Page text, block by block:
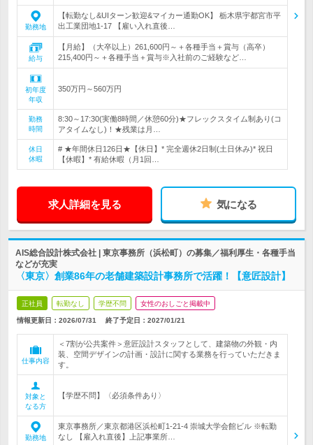
勤務地
【転勤なし&UIターン歓迎&マイカー通勤OK】 栃木県宇都宮市平
出工業団地1-17 【雇い入れ直後…
給与
【月給】（大卒以上）261,600円～＋各種手当＋賞与（高卒）
215,400円～＋各種手当＋賞与※入社前のご経験など…
初年度
年収
350万円～560万円
勤務
時間
8:30～17:30(実働8時間／休憩60分)★フレックスタイム制あり(コ
アタイムなし)！★残業は月…
休日
休暇
# ★年間休日126日★【休日】* 完全週休2日制(土日休み)* 祝日
【休暇】* 有給休暇（月1回…
求人詳細を見る 気になる
AIS総合設計株式会社 | 東京事務所（浜松町）の募集／福利厚生・各種手当
などが充実
〈東京〉創業86年の老舗建築設計事務所で活躍！【意匠設計】
正社員 転勤なし 学歴不問 女性のおしごと掲載中
情報更新日：2026/07/31 終了予定日： 2027/01/21
仕事内容
＜7割が公共案件＞意匠設計スタッフとして、建築物の外観・内
装、空間デザインの計画・設計に関する業務を行っていただきま
す。
対象と
なる方
【学歴不問】〈必須条件あり〉
勤務地
東京事務所／東京都港区浜松町1-21-4 崇城大学会館ビル ※転勤
なし 【雇入れ直後】上記事業所…